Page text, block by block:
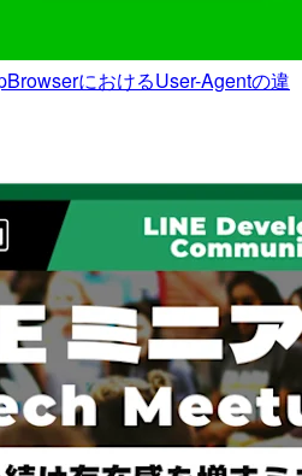
におけるUser-Agentの違